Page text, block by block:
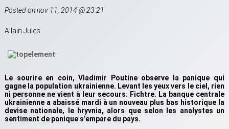
Posted on nov 11, 2014 @ 23:21
Allain Jules
Le sourire en coin, Vladimir Poutine observe la panique qui
gagne la population ukrainienne. Levant les yeux vers le ciel, rien
ni personne ne vient à leur secours. Fichtre. La banque centrale
ukrainienne a abaissé mardi à un nouveau plus bas historique la
devise nationale, le hryvnia, alors que selon les analystes un
sentiment de panique s’empare du pays.